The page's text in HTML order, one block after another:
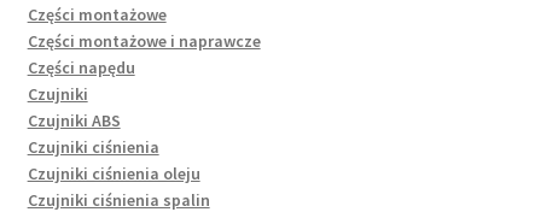
Części montażowe
Części montażowe i naprawcze
Części napędu
Czujniki
Czujniki ABS
Czujniki ciśnienia
Czujniki ciśnienia oleju
Czujniki ciśnienia spalin